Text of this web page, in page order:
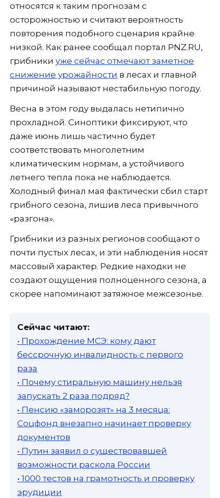
относятся к таким прогнозам с
осторожностью и считают вероятность
повторения подобного сценария крайне
низкой. Как ранее сообщал портал PNZ.RU,
грибники уже сейчас отмечают заметное
снижение урожайности в лесах и главной
причиной называют нестабильную погоду.
Весна в этом году выдалась нетипично
прохладной. Синоптики фиксируют, что
даже июнь лишь частично будет
соответствовать многолетним
климатическим нормам, а устойчивого
летнего тепла пока не наблюдается.
Холодный финал мая фактически сбил старт
грибного сезона, лишив леса привычного
«разгона».
Грибники из разных регионов сообщают о
почти пустых лесах, и эти наблюдения носят
массовый характер. Редкие находки не
создают ощущения полноценного сезона, а
скорее напоминают затяжное межсезонье.
Сейчас читают:
• Прохождение МСЭ: кому дают
бессрочную инвалидность с первого
раза
• Почему стиральную машину нельзя
запускать 2 раза подряд?
• Пенсию «заморозят» на 3 месяца:
Соцфонд внезапно начинает проверку
документов
• Путин заявил о существовавшей
возможности раскола России
• 1000 тестов на грамотность и проверку
эрудиции